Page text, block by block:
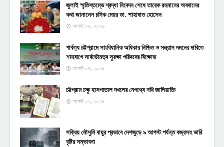
জুলাই স্মৃতিস্তম্ভে শ্রদ্ধা নিবেদন শেষে তারেক রহমানের অবদানের
কথা জানালেন চসিক মেয়র ডা. শাহাদাত হোসেন
আগস্ট ০৫, ২০২৬
পার্বত্য চট্টগ্রামে সাংবিধানিক অধিকার নিশ্চিত ও সন্ত্রাস দমনের দাবিতে
শাহবাগে সার্বভৌমত্ব সুরক্ষা পরিষদের বিক্ষোভ
আগস্ট ০৪, ২০২৬
চট্টগ্রাম চক্ষু হাসপাতাল দখলের নেপথ্যে নথি জালিয়াতি!
আগস্ট ০২, ২০২৬
সক্রিয় মৌসুমি বায়ুর প্রভাবে দেশজুড়ে ৯ আগস্ট পর্যন্ত বজ্রসহ ভারি
বৃষ্টির সম্ভাবনা